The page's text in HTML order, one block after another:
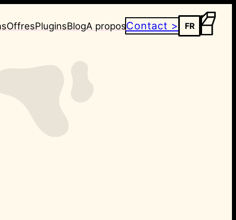
OffresPluginsBlogA proposContact > FR